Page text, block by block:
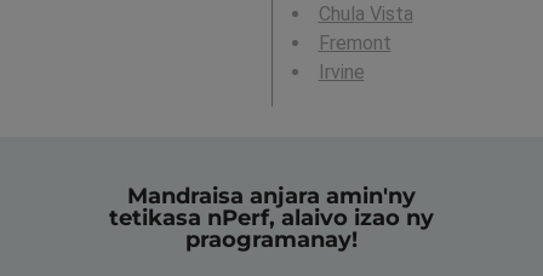
Chula Vista
Fremont
Irvine
Mandraisa anjara amin'ny
tetikasa nPerf, alaivo izao ny
praogramanay!